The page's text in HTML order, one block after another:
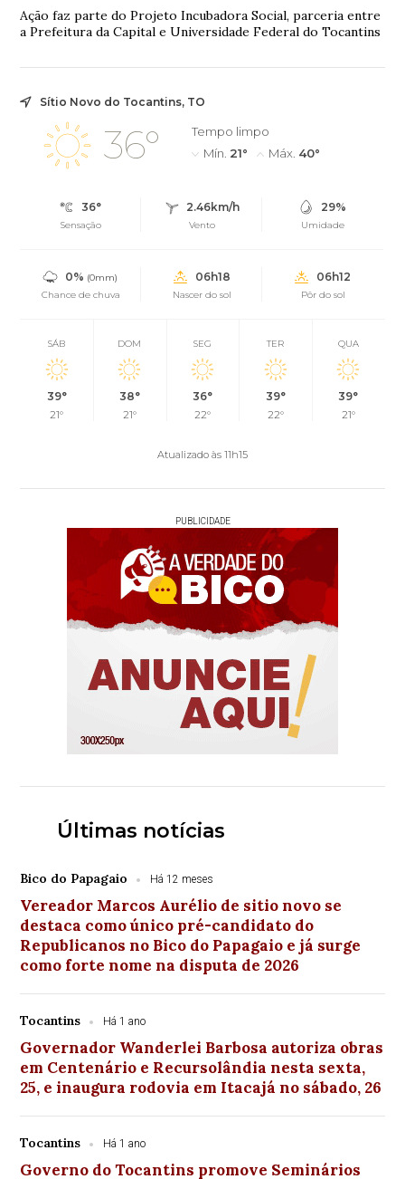
Ação faz parte do Projeto Incubadora Social, parceria entre
a Prefeitura da Capital e Universidade Federal do Tocantins
Sítio Novo do Tocantins, TO
36°
Tempo limpo
Mín. 21° Máx. 40°
36°
Sensação
2.46km/h
Vento
29%
Umidade
0% (0mm)
Chance de chuva
06h18
Nascer do sol
06h12
Pôr do sol
SÁB
39°
21°
DOM
38°
21°
SEG
36°
22°
TER
39°
22°
QUA
39°
21°
Atualizado às 11h15
PUBLICIDADE
Últimas notícias
Bico do Papagaio Há 12 meses
Vereador Marcos Aurélio de sitio novo se
destaca como único pré-candidato do
Republicanos no Bico do Papagaio e já surge
como forte nome na disputa de 2026
Tocantins Há 1 ano
Governador Wanderlei Barbosa autoriza obras
em Centenário e Recursolândia nesta sexta,
25, e inaugura rodovia em Itacajá no sábado, 26
Tocantins Há 1 ano
Governo do Tocantins promove Seminários